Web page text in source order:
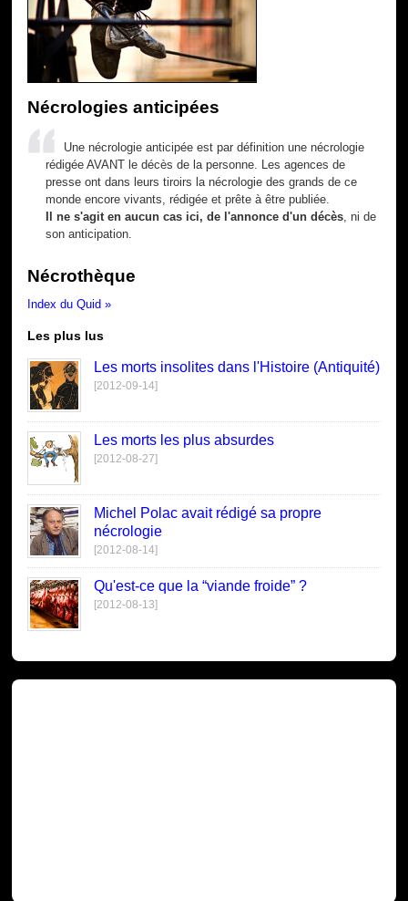
Nécrologies anticipées
Une nécrologie anticipée est par définition une nécrologie
rédigée AVANT le décès de la personne. Les agences de
presse ont dans leurs tiroirs la nécrologie des grands de ce
monde encore vivants, rédigée et prête à être publiée.
Il ne s'agit en aucun cas ici, de l'annonce d'un décès , ni de
son anticipation.
Nécrothèque
Index du Quid »
Les plus lus
Les morts insolites dans l'Histoire (Antiquité)
[2012-09-14]
Les morts les plus absurdes
[2012-08-27]
Michel Polac avait rédigé sa propre
nécrologie
[2012-08-14]
Qu'est-ce que la “viande froide” ?
[2012-08-13]